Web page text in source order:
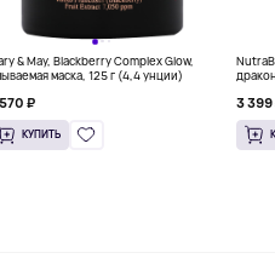
& May, Blackberry Complex Glow,
маска, 125 г (4,4 унции)
₽
КУПИТЬ
3 399